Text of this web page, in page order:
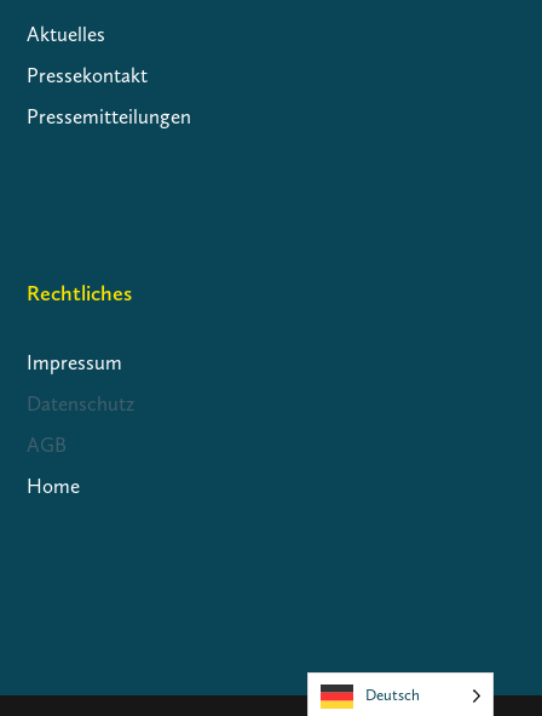
Aktuelles
Pressekontakt
Pressemitteilungen
Rechtliches
Impressum
Datenschutz
AGB
Home
Deutsch